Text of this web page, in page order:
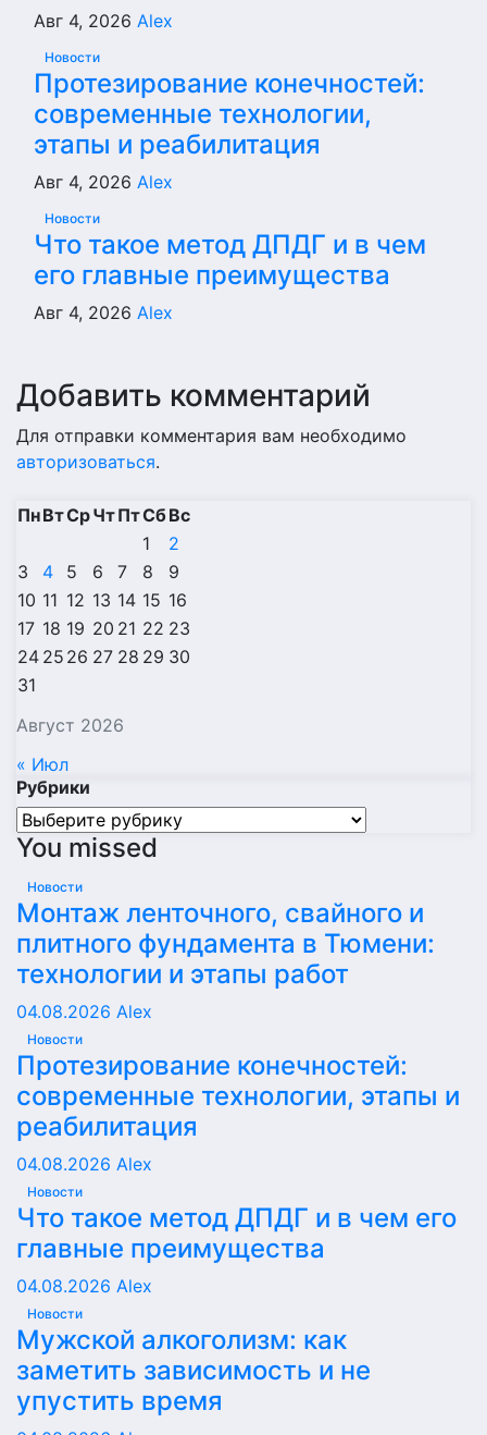
Авг 4, 2026 Alex
Новости
Протезирование конечностей:
современные технологии,
этапы и реабилитация
Авг 4, 2026 Alex
Новости
Что такое метод ДПДГ и в чем
его главные преимущества
Авг 4, 2026 Alex
Добавить комментарий
Для отправки комментария вам необходимо
авторизоваться.
Август 2026
ПнВтСрЧтПтСбВс
1
2
3
4 5 6 7 8
9
10 11 12 13 14 15 16
17 18 19 20 21 22 23
24 25 26 27 28 29 30
31
« Июл
Рубрики
Рубрики
You missed
Новости
Монтаж ленточного, свайного и
плитного фундамента в Тюмени:
технологии и этапы работ
04.08.2026 Alex
Новости
Протезирование конечностей:
современные технологии, этапы и
реабилитация
04.08.2026 Alex
Новости
Что такое метод ДПДГ и в чем его
главные преимущества
04.08.2026 Alex
Новости
Мужской алкоголизм: как
заметить зависимость и не
упустить время